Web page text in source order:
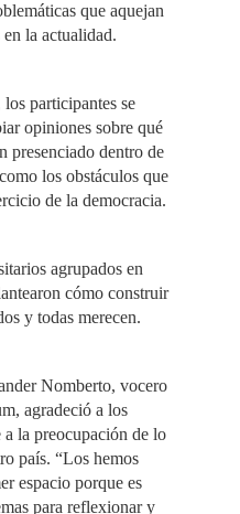
que aquejan
la actualidad.
participantes se
opiniones sobre qué
presenciado dentro de
los obstáculos que
de la democracia.
agrupados en
cómo construir
y todas merecen.
Nomberto, vocero
agradeció a los
la preocupación de lo
país. “Los hemos
espacio porque es
para reflexionar y